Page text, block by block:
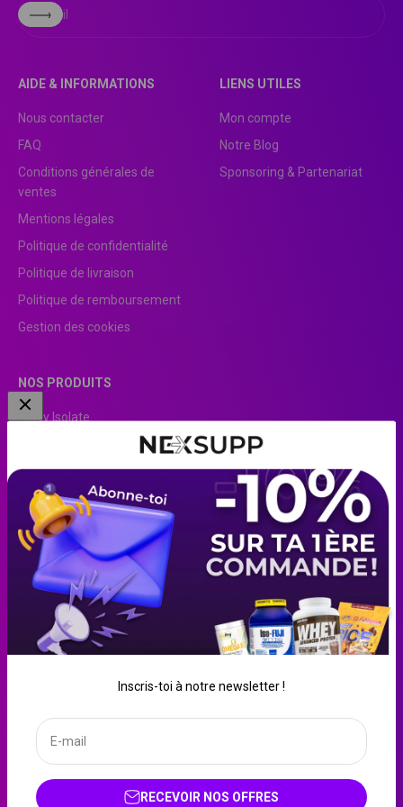
Inscris-toi à notre newsletter !
E-mail
RECEVOIR NOS OFFRES
E-mail
S'inscrire
AIDE & INFORMATIONS
Nous contacter
FAQ
Conditions générales de
ventes
Mentions légales
Politique de confidentialité
Politique de livraison
Politique de remboursement
Gestion des cookies
LIENS UTILES
Mon compte
Notre Blog
Sponsoring & Partenariat
NOS PRODUITS
Whey Isolate
EAA
Pre-Workout
Beurre de cacahuète
Blanc d’œuf liquide
Crème de riz
Créatine
Farine d'avoine
France (EUR €)